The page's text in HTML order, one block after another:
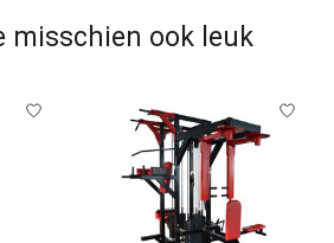
misschien ook leuk